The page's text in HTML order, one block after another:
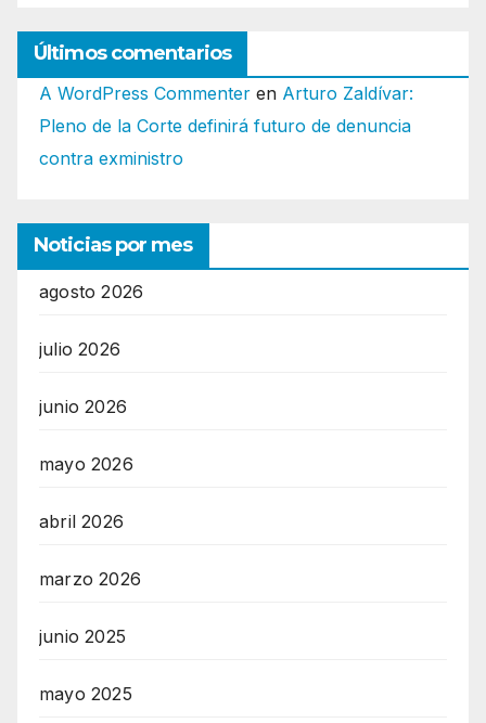
Últimos comentarios
A WordPress Commenter en Arturo Zaldívar:
Pleno de la Corte definirá futuro de denuncia
contra exministro
Noticias por mes
agosto 2026
julio 2026
junio 2026
mayo 2026
abril 2026
marzo 2026
junio 2025
mayo 2025